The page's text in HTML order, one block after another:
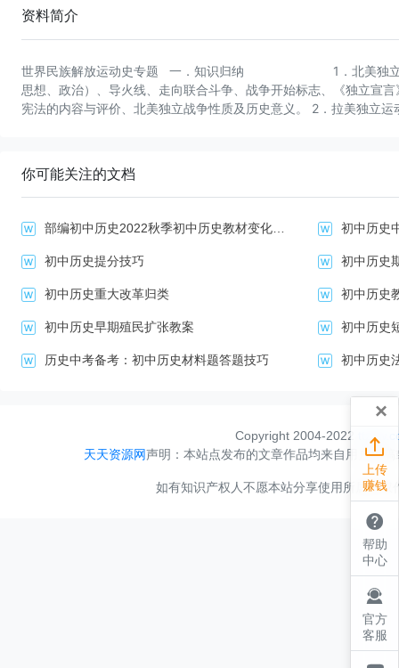
资料简介
世界民族解放运动史专题 一．知识归纳 1．北美独立战
思想、政治）、导火线、走向联合斗争、战争开始标志、《独立宣
宪法的内容与评价、北美独立战争性质及历史意义。 2．拉美独立
次起义（爪哇反荷阿反英，伊朗巴布中太平，印度民族大起义，最
度民族大起义（根本原因、直接原因、领导者、主力、历史意义）
动： （1）亚洲觉醒：背景分析（民族危机加深、民资产
畴（革命如中国辛亥革命、伊朗和土耳其革命；改革如中国戊戌变
动、朝鲜义兵运动）；1905—1908年印度人民反英斗争（国大党成
罢工）。 （2）非洲反帝（08届始入考纲）：主要形式是武装斗争
阶级革命（推翻迪亚斯、挫败美干涉）；1917年墨西哥资产阶级宪
朝鲜；非洲的埃塞俄比亚；欧洲的西班牙。 （2）全面反法西斯战
东线战场（苏德战场）；北非战场；太平洋战场。 6．欧亚人民民
家”08届始入考纲）： 欧洲八个有波、（东）德、匈、捷、罗、保
生产力的发展水平决定的。如拉美独立运动和亚洲革命风暴就分别
或农民阶级分别担任了这两次民族解放运动的领导者。而亚洲觉醒
当地的民族资产阶级有较大力量，所以在中国、印度、伊朗和土耳
或革命。 2．多数国家的民族解放运动都带有双重性质。
殖民统治的民族解放运动，又是资产阶级革命；亚洲革命风暴具有
义的双重性质；亚洲觉醒和拉丁美洲民族民主运动具有反帝反封的
国家进行的战争，既是反法西斯的民族解放战争，又为了建立新型
点 1．北美独立战争、亚洲革命风暴、亚洲觉醒和反法西
2．拉美独立运动、19世纪末20世纪初非洲和拉美的反帝斗争、二
的相对冷点。针对这些冷点，应适当多设计一些练习题。 3．注意
际国内环境，从背景看斗争力量的组成和斗争的结果。 4．识记主
特点，尤其要注意坚持生产力决定生产关系的原理和事物联系的普
例 01．（2007江苏历史17）清朝福建巡抚徐继畲之语“
你可能关注的文档
部编初中历史2022秋季初中历史教材变化对比 初中历史
初中历史提分技巧 初中历史
初中历史重大改革归类 初中历史
初中历史早期殖民扩张教案 初中历史
历史中考备考：初中历史材料题答题技巧 初中历史
Copyright 2004-2022
天天资源网声明：本站点发布的文章作品均来自用户投
如有知识产权人不愿本站分享使用所属产
×

上传
赚钱

帮助
中心

官方
客服